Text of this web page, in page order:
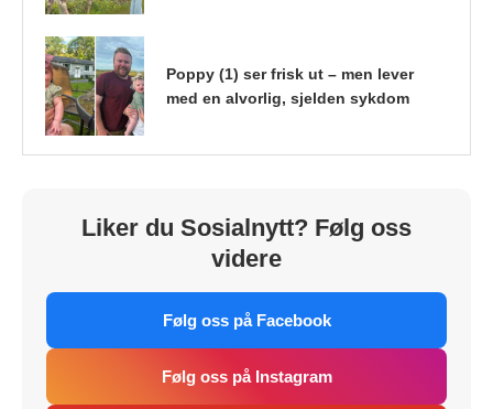
Poppy (1) ser frisk ut – men lever
med en alvorlig, sjelden sykdom
Liker du Sosialnytt? Følg oss
videre
Følg oss på Facebook
Følg oss på Instagram